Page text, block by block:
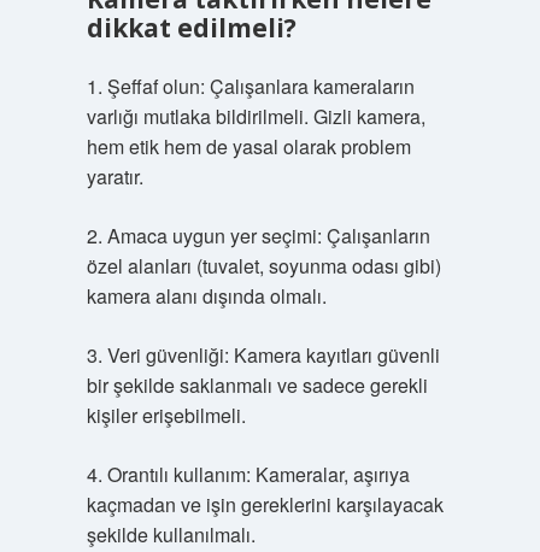
dikkat edilmeli?
1. Şeffaf olun: Çalışanlara kameraların
varlığı mutlaka bildirilmeli. Gizli kamera,
hem etik hem de yasal olarak problem
yaratır.
2. Amaca uygun yer seçimi: Çalışanların
özel alanları (tuvalet, soyunma odası gibi)
kamera alanı dışında olmalı.
3. Veri güvenliği: Kamera kayıtları güvenli
bir şekilde saklanmalı ve sadece gerekli
kişiler erişebilmeli.
4. Orantılı kullanım: Kameralar, aşırıya
kaçmadan ve işin gereklerini karşılayacak
şekilde kullanılmalı.